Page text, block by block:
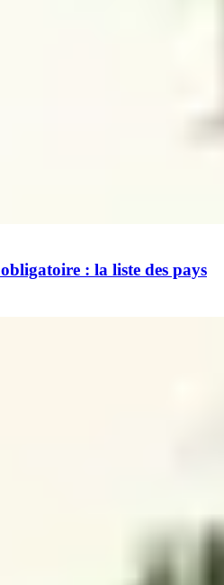
: la liste des pays